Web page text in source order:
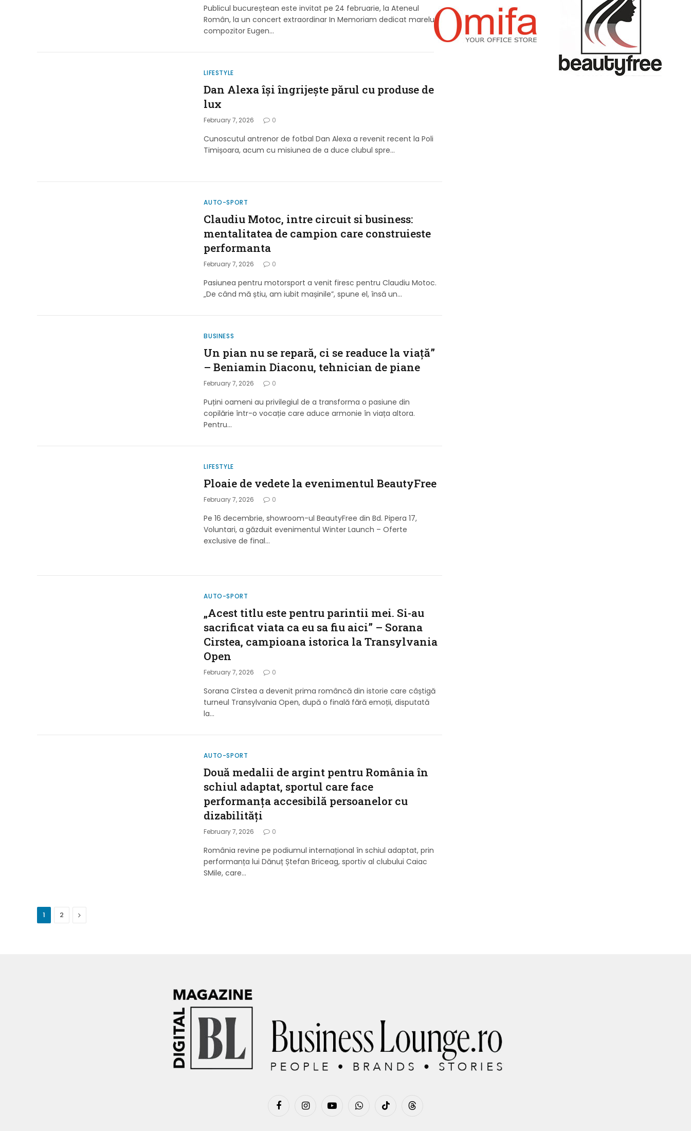
Publicul bucureștean este invitat pe 24 februarie, la Ateneul
Român, la un concert extraordinar In Memoriam dedicat marelui
compozitor Eugen…
LIFESTYLE
Dan Alexa își îngrijește părul cu produse de
lux
February 7, 2026 0
Cunoscutul antrenor de fotbal Dan Alexa a revenit recent la Poli
Timișoara, acum cu misiunea de a duce clubul spre…
AUTO-SPORT
Claudiu Motoc, intre circuit si business:
mentalitatea de campion care construieste
performanta
February 7, 2026 0
Pasiunea pentru motorsport a venit firesc pentru Claudiu Motoc.
„De când mă știu, am iubit mașinile”, spune el, însă un…
BUSINESS
Un pian nu se repară, ci se readuce la viață”
– Beniamin Diaconu, tehnician de piane
February 7, 2026 0
Puțini oameni au privilegiul de a transforma o pasiune din
copilărie într-o vocație care aduce armonie în viața altora.
Pentru…
LIFESTYLE
Ploaie de vedete la evenimentul BeautyFree
February 7, 2026 0
Pe 16 decembrie, showroom-ul BeautyFree din Bd. Pipera 17,
Voluntari, a găzduit evenimentul Winter Launch – Oferte
exclusive de final…
AUTO-SPORT
„Acest titlu este pentru parintii mei. Si-au
sacrificat viata ca eu sa fiu aici” – Sorana
Cirstea, campioana istorica la Transylvania
Open
February 7, 2026 0
Sorana Cîrstea a devenit prima româncă din istorie care câștigă
turneul Transylvania Open, după o finală fără emoții, disputată
la…
AUTO-SPORT
Două medalii de argint pentru România în
schiul adaptat, sportul care face
performanța accesibilă persoanelor cu
dizabilități
February 7, 2026 0
România revine pe podiumul internațional în schiul adaptat, prin
performanța lui Dănuț Ștefan Briceag, sportiv al clubului Caiac
SMile, care…
1 2 Next
FacebookInstagramYouTubeWhatsAppTikTok Threads